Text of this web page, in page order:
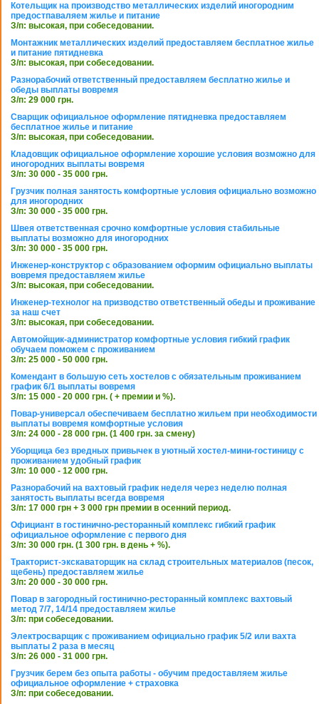
Котельщик на производство металлических изделий иногородним
предостпаваляем жилье и питание
З/п: высокая, при собеседовании.
Монтажник металлических изделий предоставляем бесплатное жилье
и питание пятидневка
З/п: высокая, при собеседовании.
Разнорабочий ответственный предоставляем бесплатно жилье и
обеды выплаты вовремя
З/п: 29 000 грн.
Сварщик официальное оформление пятидневка предоставляем
бесплатное жилье и питание
З/п: высокая, при собеседовании.
Кладовщик официальное оформление хорошие условия возможно для
иногородних выплаты вовремя
З/п: 30 000 - 35 000 грн.
Грузчик полная занятость комфортные условия официально возможно
для иногородних
З/п: 30 000 - 35 000 грн.
Швея ответственная срочно комфортные условия стабильные
выплаты возможно для иногородних
З/п: 30 000 - 35 000 грн.
Инженер-конструктор с образованием оформим официально выплаты
вовремя предоставляем жилье
З/п: высокая, при собеседовании.
Инженер-технолог на призводство ответственный обеды и проживание
за наш счет
З/п: высокая, при собеседовании.
Автомойщик-администратор комфортные условия гибкий график
обучаем поможем с проживанием
З/п: 25 000 - 50 000 грн.
Комендант в большую сеть хостелов с обязательным проживанием
график 6/1 выплаты вовремя
З/п: 15 000 - 20 000 грн. ( + премии и %).
Повар-универсал обеспечиваем бесплатно жильем при необходимости
выплаты вовремя комфортные условия
З/п: 24 000 - 28 000 грн. (1 400 грн. за смену)
Уборщица без вредных привычек в уютный хостел-мини-гостиницу с
проживанием удобный график
З/п: 10 000 - 12 000 грн.
Разнорабочий на вахтовый график неделя через неделю полная
занятость выплаты всегда вовремя
З/п: 17 000 грн + 3 000 грн премии в осенний период.
Официант в гостинично-ресторанный комплекс гибкий график
официальное оформление с первого дня
З/п: 30 000 грн. (1 300 грн. в день + %).
Тракторист-экскаваторщик на склад строительных материалов (песок,
щебень) предоставляем жилье
З/п: 20 000 - 30 000 грн.
Повар в загородный гостинично-ресторанный комплекс вахтовый
метод 7/7, 14/14 предоставляем жилье
З/п: при собеседовании.
Электросварщик с проживанием официально график 5/2 или вахта
выплаты 2 раза в месяц
З/п: 26 000 - 31 000 грн.
Грузчик берем без опыта работы - обучим предоставляем жилье
официальное оформление + страховка
З/п: при собеседовании.